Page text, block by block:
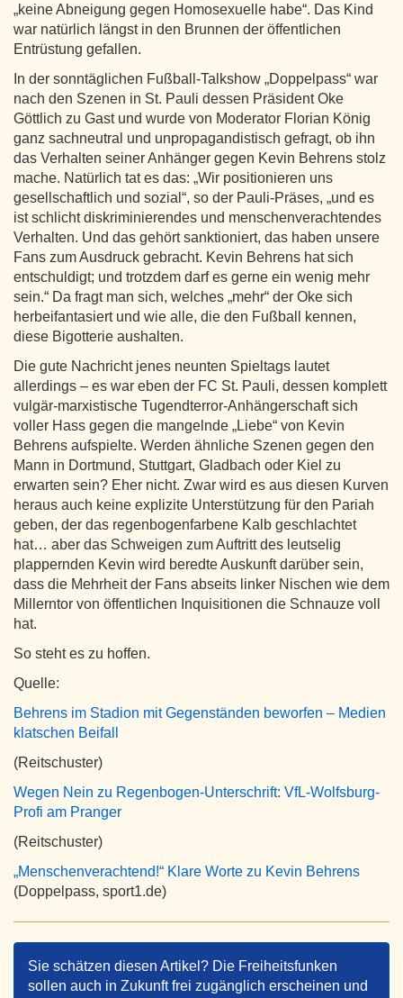
„keine Abneigung gegen Homosexuelle habe“. Das Kind
war natürlich längst in den Brunnen der öffentlichen
Entrüstung gefallen.
In der sonntäglichen Fußball-Talkshow „Doppelpass“ war
nach den Szenen in St. Pauli dessen Präsident Oke
Göttlich zu Gast und wurde von Moderator Florian König
ganz sachneutral und unpropagandistisch gefragt, ob ihn
das Verhalten seiner Anhänger gegen Kevin Behrens stolz
mache. Natürlich tat es das: „Wir positionieren uns
gesellschaftlich und sozial“, so der Pauli-Präses, „und es
ist schlicht diskriminierendes und menschenverachtendes
Verhalten. Und das gehört sanktioniert, das haben unsere
Fans zum Ausdruck gebracht. Kevin Behrens hat sich
entschuldigt; und trotzdem darf es gerne ein wenig mehr
sein.“ Da fragt man sich, welches „mehr“ der Oke sich
herbeifantasiert und wie alle, die den Fußball kennen,
diese Bigotterie aushalten.
Die gute Nachricht jenes neunten Spieltags lautet
allerdings – es war eben der FC St. Pauli, dessen komplett
vulgär-marxistische Tugendterror-Anhängerschaft sich
voller Hass gegen die mangelnde „Liebe“ von Kevin
Behrens aufspielte. Werden ähnliche Szenen gegen den
Mann in Dortmund, Stuttgart, Gladbach oder Kiel zu
erwarten sein? Eher nicht. Zwar wird es aus diesen Kurven
heraus auch keine explizite Unterstützung für den Pariah
geben, der das regenbogenfarbene Kalb geschlachtet
hat… aber das Schweigen zum Auftritt des leutselig
plappernden Kevin wird beredte Auskunft darüber sein,
dass die Mehrheit der Fans abseits linker Nischen wie dem
Millerntor von öffentlichen Inquisitionen die Schnauze voll
hat.
So steht es zu hoffen.
Quelle:
Behrens im Stadion mit Gegenständen beworfen – Medien
klatschen Beifall
(Reitschuster)
Wegen Nein zu Regenbogen-Unterschrift: VfL-Wolfsburg-
Profi am Pranger
(Reitschuster)
„Menschenverachtend!“ Klare Worte zu Kevin Behrens
(Doppelpass, sport1.de)
Sie schätzen diesen Artikel? Die Freiheitsfunken
sollen auch in Zukunft frei zugänglich erscheinen und